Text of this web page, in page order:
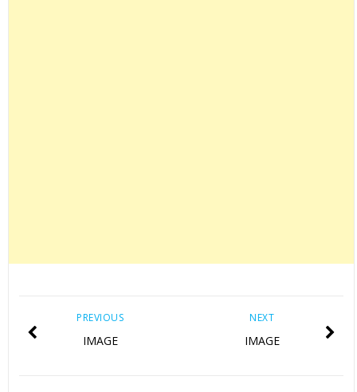
NEXT
IMAGE
PREVIOUS
IMAGE